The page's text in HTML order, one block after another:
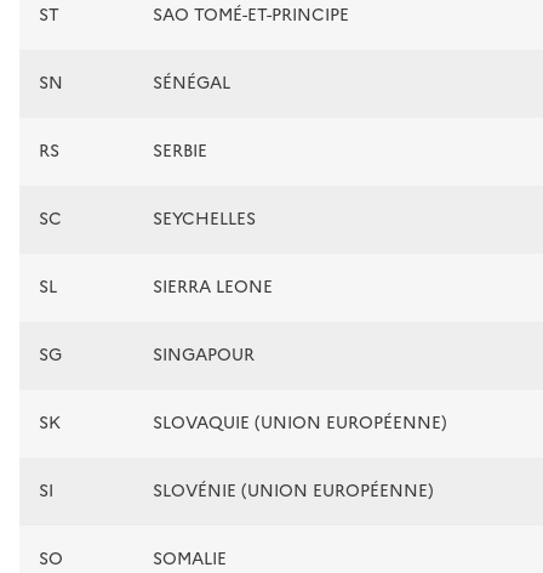
ST SAO TOMÉ-ET-PRINCIPE
SN SÉNÉGAL
RS SERBIE
SC SEYCHELLES
SL SIERRA LEONE
SG SINGAPOUR
SK SLOVAQUIE (UNION EUROPÉENNE)
SI SLOVÉNIE (UNION EUROPÉENNE)
SO SOMALIE